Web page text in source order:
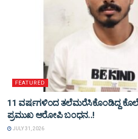
FEATURED
11 ವರ್ಷಗಳಿಂದ ತಲೆಮರೆಸಿಕೊಂಡಿದ್ದ
ಪ್ರಮುಖ ಆರೋಪಿ ಬಂಧನ..!
JULY 31, 2026